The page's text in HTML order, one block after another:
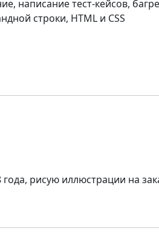
написание тест-кейсов,
строки, HTML и CSS
рисую иллюстрации на